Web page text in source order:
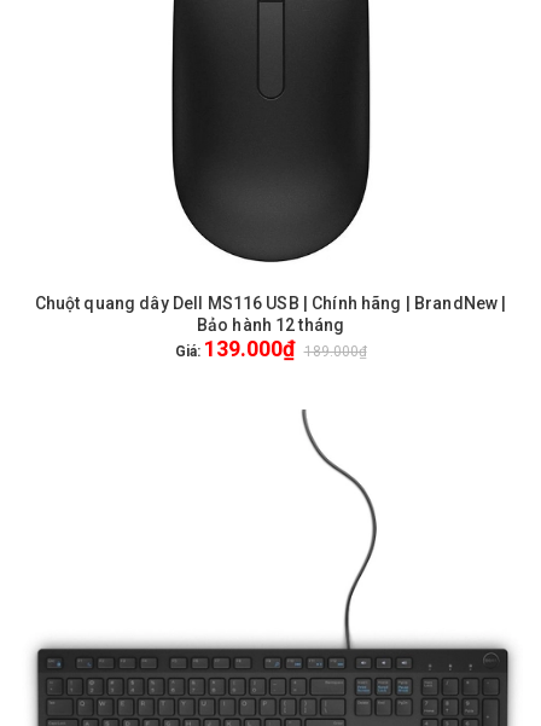
Chuột quang dây Dell MS116 USB | Chính hãng | BrandNew |
Bảo hành 12 tháng
Giá: 139.000₫ 189.000₫